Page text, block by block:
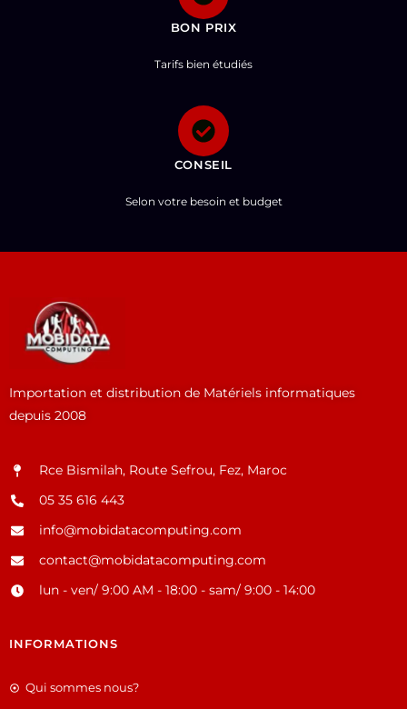
BON PRIX
Tarifs bien étudiés
CONSEIL
Selon votre besoin et budget
Importation et distribution de Matériels informatiques
depuis 2008
Rce Bismilah, Route Sefrou, Fez, Maroc
05 35 616 443
info@mobidatacomputing.com
contact@mobidatacomputing.com
lun - ven/ 9:00 AM - 18:00 - sam/ 9:00 - 14:00
INFORMATIONS
Qui sommes nous?